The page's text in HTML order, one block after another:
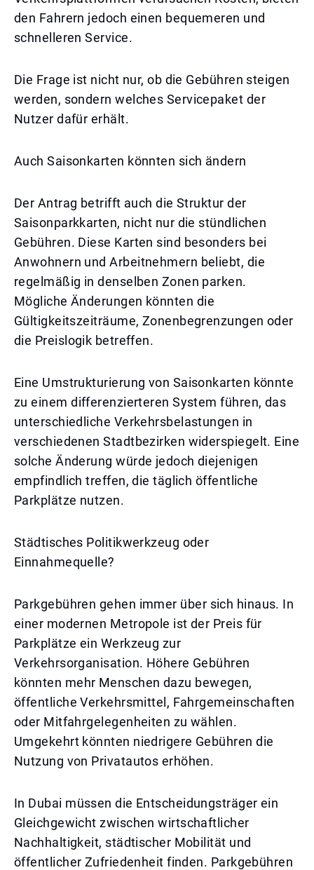
den Fahrern jedoch einen bequemeren und
schnelleren Service.
Die Frage ist nicht nur, ob die Gebühren steigen
werden, sondern welches Servicepaket der
Nutzer dafür erhält.
Auch Saisonkarten könnten sich ändern
Der Antrag betrifft auch die Struktur der
Saisonparkkarten, nicht nur die stündlichen
Gebühren. Diese Karten sind besonders bei
Anwohnern und Arbeitnehmern beliebt, die
regelmäßig in denselben Zonen parken.
Mögliche Änderungen könnten die
Gültigkeitszeiträume, Zonenbegrenzungen oder
die Preislogik betreffen.
Eine Umstrukturierung von Saisonkarten könnte
zu einem differenzierteren System führen, das
unterschiedliche Verkehrsbelastungen in
verschiedenen Stadtbezirken widerspiegelt. Eine
solche Änderung würde jedoch diejenigen
empfindlich treffen, die täglich öffentliche
Parkplätze nutzen.
Städtisches Politikwerkzeug oder
Einnahmequelle?
Parkgebühren gehen immer über sich hinaus. In
einer modernen Metropole ist der Preis für
Parkplätze ein Werkzeug zur
Verkehrsorganisation. Höhere Gebühren
könnten mehr Menschen dazu bewegen,
öffentliche Verkehrsmittel, Fahrgemeinschaften
oder Mitfahrgelegenheiten zu wählen.
Umgekehrt könnten niedrigere Gebühren die
Nutzung von Privatautos erhöhen.
In Dubai müssen die Entscheidungsträger ein
Gleichgewicht zwischen wirtschaftlicher
Nachhaltigkeit, städtischer Mobilität und
öffentlicher Zufriedenheit finden. Parkgebühren